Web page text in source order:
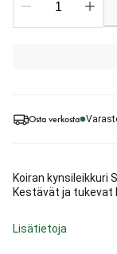
Osta verkosta
Koiran kynsileikkuri
Kestävät ja tukevat
Lisätietoja